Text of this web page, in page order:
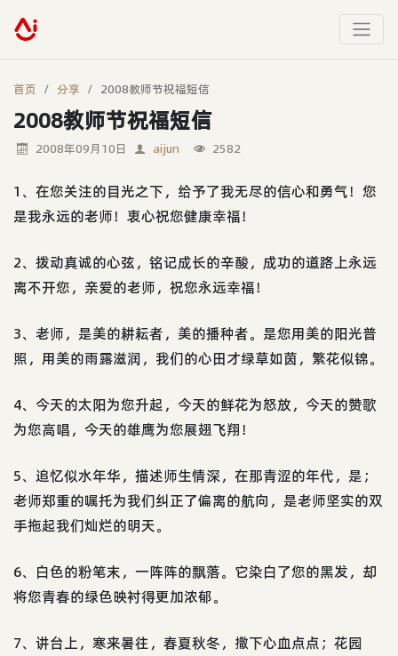
首页 分享 2008教师节祝福短信
2008教师节祝福短信
2008年09月10日 aijun 2582
1、在您关注的目光之下，给予了我无尽的信心和勇气！您
是我永远的老师！衷心祝您健康幸福！
2、拨动真诚的心弦，铭记成长的辛酸，成功的道路上永远
离不开您，亲爱的老师，祝您永远幸福！
3、老师，是美的耕耘者，美的播种者。是您用美的阳光普
照，用美的雨露滋润，我们的心田才绿草如茵，繁花似锦。
4、今天的太阳为您升起，今天的鲜花为怒放，今天的赞歌
为您高唱，今天的雄鹰为您展翅飞翔！
5、追忆似水年华，描述师生情深，在那青涩的年代，是；
老师郑重的嘱托为我们纠正了偏离的航向，是老师坚实的双
手拖起我们灿烂的明天。
6、白色的粉笔末，一阵阵的飘落。它染白了您的黑发，却
将您青春的绿色映衬得更加浓郁。
7、讲台上，寒来暑往，春夏秋冬，撒下心血点点；花园